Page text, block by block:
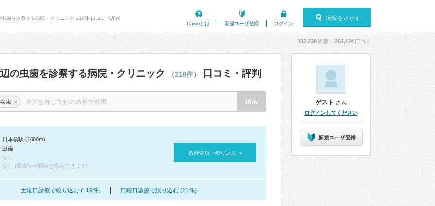
歯を診察する病院・クリニック 218件 口コミ・評判
Calooとは
新規ユーザ登録 ログイン
病院をさがす
182,230病院・ 264,124 口コミ
の虫歯を診察する病院・クリニック （218件） 口コミ・評判
虫歯 ×
日本橋駅 (1000m)
虫歯
なし
なし (曜日や時間帯を指定できます)
条件変更・絞り込み »
土曜日診療で絞り込む (119件) 日曜日診療で絞り込む (21件)
ゲスト さん
ログインしてください
新規ユーザ登録